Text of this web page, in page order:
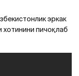
эркак
пичоқлаб